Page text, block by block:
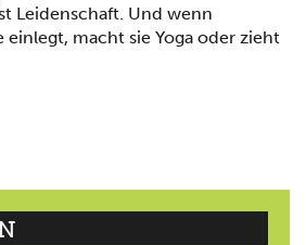
Leidenschaft. Und wenn
einlegt, macht sie Yoga oder zieht